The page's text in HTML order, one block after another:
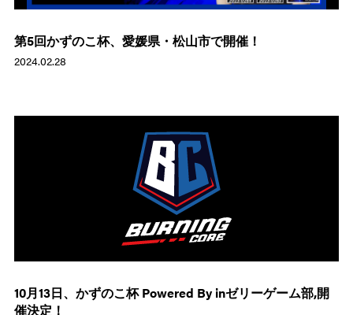
第5回かずのこ杯、愛媛県・松山市で開催！
2024.02.28
10月13日、かずのこ杯 Powered By inゼリーゲーム部,開
催決定！